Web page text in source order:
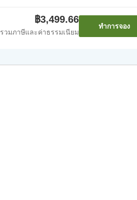
฿3,499.66
รวมภาษีและค่าธรรมเนียม
ทำการจอง